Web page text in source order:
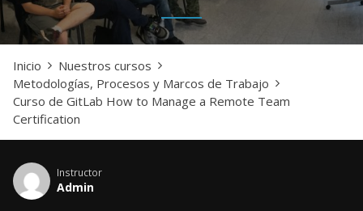
Inicio
Nuestros cursos
Metodologías, Procesos y Marcos de Trabajo
Curso de GitLab How to Manage a Remote Team
Certification
Instructor
Admin